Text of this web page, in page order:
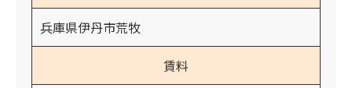
兵庫県伊丹市荒牧
賃料